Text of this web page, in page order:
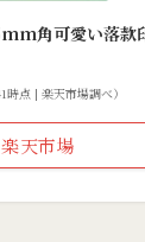
角可愛い落款
時点 | 楽天市場調べ）
楽天市場